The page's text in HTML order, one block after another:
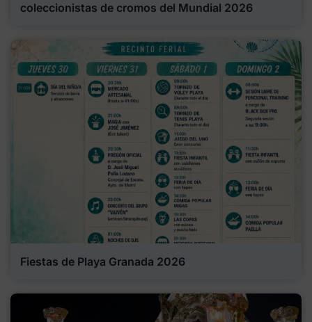
coleccionistas de cromos del Mundial 2026
Fiestas de Playa Granada 2026